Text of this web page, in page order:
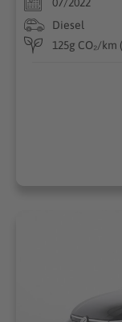
Diesel
125g CO₂/km